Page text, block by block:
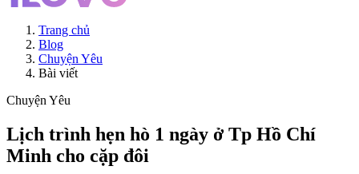
Trang chủ
Blog
Chuyện Yêu
Bài viết
Chuyện Yêu
Lịch trình hẹn hò 1 ngày ở Tp Hồ Chí
Minh cho cặp đôi